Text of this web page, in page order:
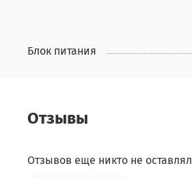
Блок питания
Отзывы
Отзывов еще никто не оставлял